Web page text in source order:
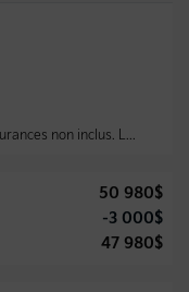
non inclus. Les rabais gouvernementaux sont déduits après avoir appliqué les taxes.
50 980$
-3 000$
47 980$